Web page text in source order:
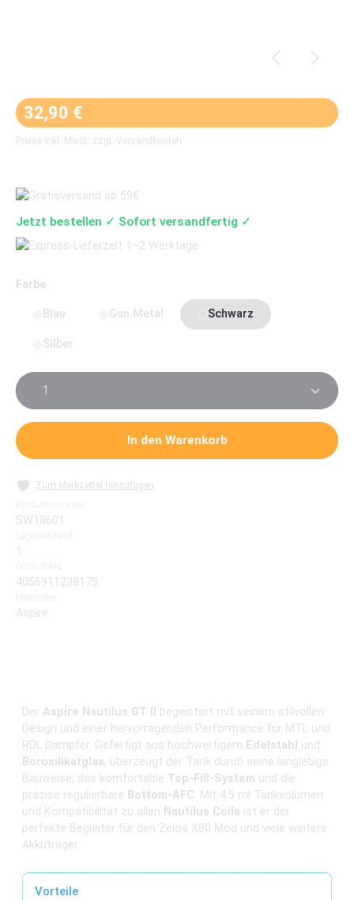
Regulärer Preis:
32,90 €
Preise inkl. MwSt. zzgl. Versandkosten
Jetzt bestellen ✓ Sofort versandfertig ✓
Farbeauswählen
Blau Gun Metal Schwarz
Silber
Produkt Anzahl: Gib den gewünschten Wert ein
In den Warenkorb
Zum Merkzettel hinzufügen
SW18601
1
4056911238175
Aspire
Der Aspire Nautilus GT II
begeistert mit seinem stilvollen
Design und einer hervorragenden Performance für MTL und
RDL Dampfer. Gefertigt aus hochwertigem Edelstahl und
Borosilikatglas, überzeugt der Tank durch seine langlebige
Bauweise, das komfortable Top-Fill-System und die
präzise regulierbare Bottom-AFC. Mit 4.5 ml Tankvolumen
und Kompatibilität zu allen Nautilus Coils ist er der
perfekte Begleiter für den Zelos X80 Mod und viele weitere
Akkuträger.
Vorteile